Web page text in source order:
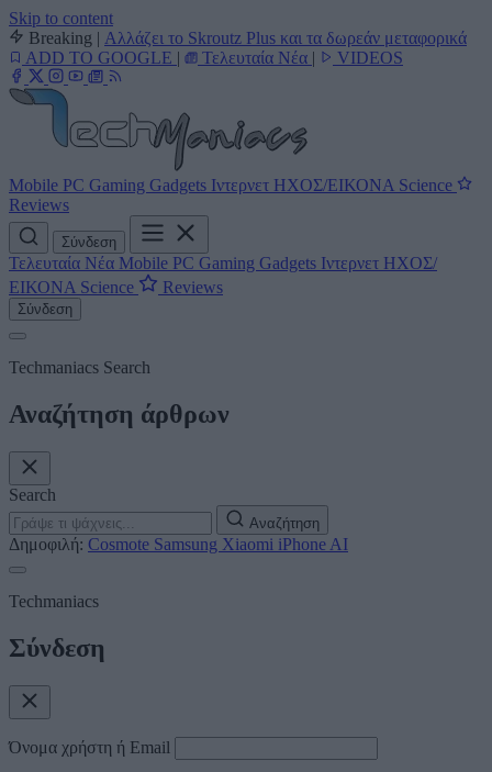
Skip to content
Breaking | Αλλάζει το Skroutz Plus και τα δωρεάν μεταφορικά
ADD TO GOOGLE | Τελευταία Νέα | VIDEOS
Mobile PC Gaming Gadgets Ιντερνετ ΗΧΟΣ/ΕΙΚΟΝΑ Science
Reviews
Σύνδεση
Τελευταία Νέα Mobile PC Gaming Gadgets Ιντερνετ ΗΧΟΣ/
ΕΙΚΟΝΑ Science Reviews
Σύνδεση
Techmaniacs Search
Αναζήτηση άρθρων
Search
Αναζήτηση
Δημοφιλή: Cosmote Samsung Xiaomi iPhone AI
Techmaniacs
Σύνδεση
Όνομα χρήστη ή Email